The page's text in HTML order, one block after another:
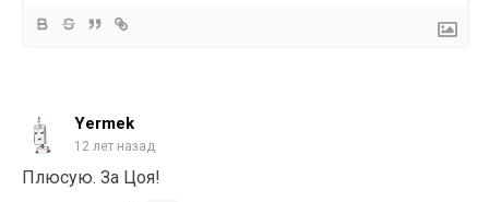
Yermek
12 лет назад
Плюсую. За Цоя!